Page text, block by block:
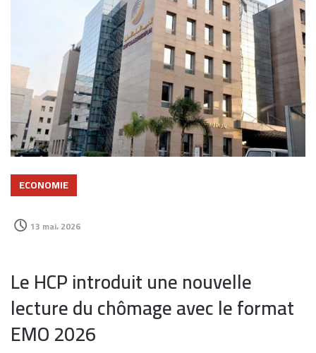
ECONOMIE
13 mai، 2026
Le HCP introduit une nouvelle
lecture du chômage avec le format
EMO 2026